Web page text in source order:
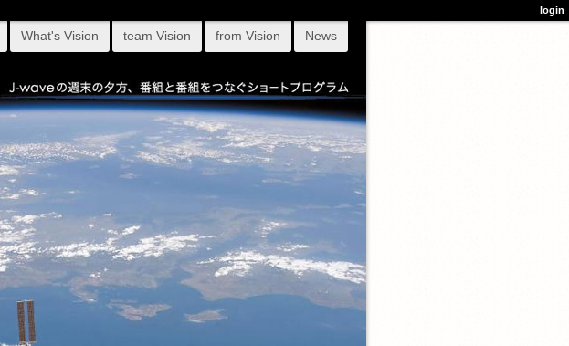
What's Vision team Vision from Vision News
login